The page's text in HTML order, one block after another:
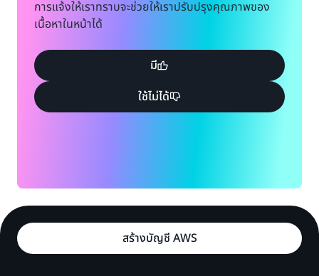
การแจ้งให้เราทราบจะช่วยให้เราปรับปรุงคุณภาพของ
เนื้อหาในหน้าได้
มี
ใช้ไม่ได้
สร้างบัญชี AWS